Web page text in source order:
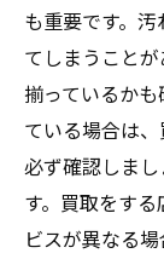
も重要です。
てしまうこと
揃っているか
ている場合は
必ず確認しま
す。買取をす
ビスが異なる